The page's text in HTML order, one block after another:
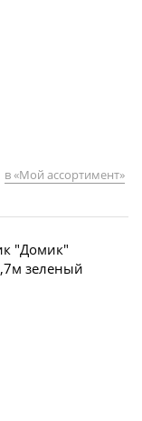
в «Мой ассортимент»
"Домик"
зеленый